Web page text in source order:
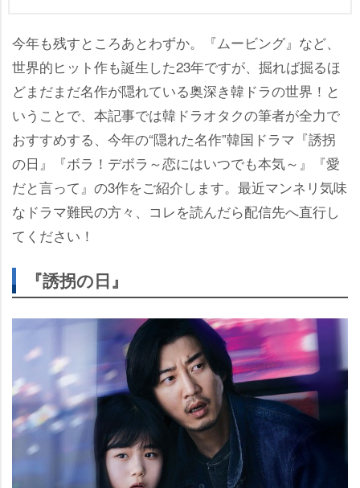
今年も残すところあとわずか。『ムービング』など、
世界的ヒット作も誕生した23年ですが、掘れば掘るほ
どまだまだ名作が隠れている奥深き韓ドラの世界！と
いうことで、本記事では韓ドラオタクの筆者が全力で
おすすめする、今年の“隠れた名作”韓国ドラマ『誘拐
の日』『ボラ！デボラ～恋にはいつでも本気～』『愛
だと言って』の3作をご紹介します。最近マンネリ気味
なドラマ難民の方々、コレを読んだら配信先へ直行し
てください！
『誘拐の日』